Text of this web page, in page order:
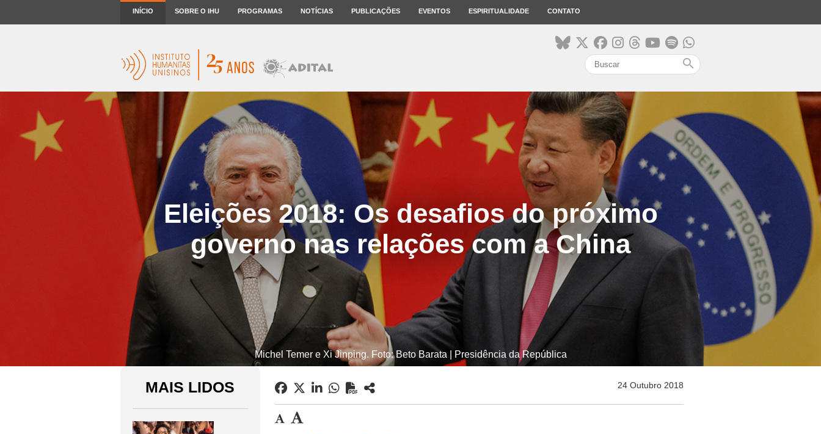
INÍCIO SOBRE O IHU PROGRAMAS NOTÍCIAS PUBLICAÇÕES EVENTOS ESPIRITUALIDADE CONTATO
search
Eleições 2018: Os desafios do próximo
governo nas relações com a China
Michel Temer e Xi Jinping. Foto: Beto Barata | Presidência da República
MAIS LIDOS 24 Outubro 2018